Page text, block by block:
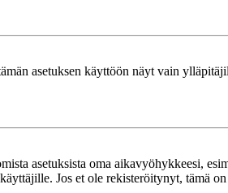
asetuksen käyttöön näyt vain
asetuksista oma aikavyöhykkeesi,
Jos et ole rekisteröitynyt, tämä